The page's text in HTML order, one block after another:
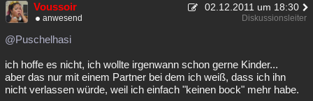
Voussoir 02.12.2011 um 18:30
anwesend Diskussionsleiter
@Puschelhasi
ich hoffe es nicht, ich wollte irgenwann schon gerne Kinder...
aber das nur mit einem Partner bei dem ich weiß, dass ich ihn
nicht verlassen würde, weil ich einfach "keinen bock" mehr habe.